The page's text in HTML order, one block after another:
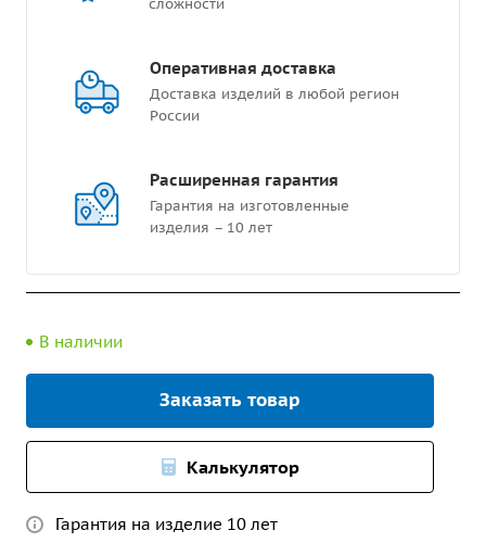
сложности
Оперативная доставка
Доставка изделий в любой регион
России
Расширенная гарантия
Гарантия на изготовленные
изделия – 10 лет
В наличии
Заказать товар
Калькулятор
Гарантия на изделие 10 лет